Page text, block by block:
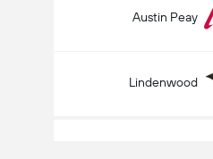
Austin Peay
Lindenwood